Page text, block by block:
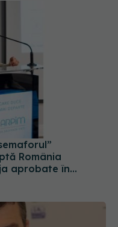
România
aprobate în